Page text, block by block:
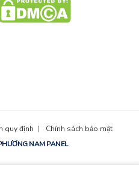
NAM PANEL
quy định Chính sách bảo mật